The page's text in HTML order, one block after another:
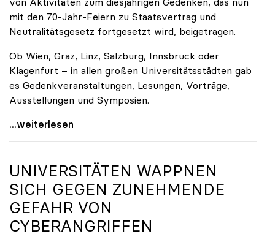
mit den 70-Jahr-Feiern zu Staatsvertrag und
Neutralitätsgesetz fortgesetzt wird, beigetragen.
Ob Wien, Graz, Linz, Salzburg, Innsbruck oder
Klagenfurt – in allen großen Universitätsstädten gab
es Gedenkveranstaltungen, Lesungen, Vorträge,
Ausstellungen und Symposien.
uniko-Präsidentin Brigitte Hütter zu Gedenkjahr:
...weiterlesen
UNIVERSITÄTEN WAPPNEN
SICH GEGEN ZUNEHMENDE
GEFAHR VON
CYBERANGRIFFEN